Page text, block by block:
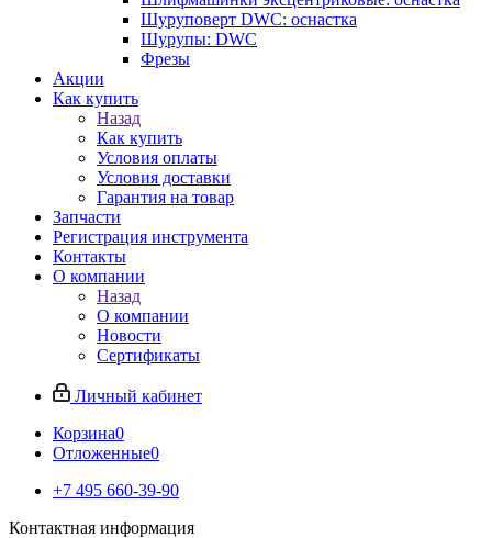
Шуруповерт DWC: оснастка
Шурупы: DWC
Фрезы
Акции
Как купить
Назад
Как купить
Условия оплаты
Условия доставки
Гарантия на товар
Запчасти
Регистрация инструмента
Контакты
О компании
Назад
О компании
Новости
Сертификаты
Личный кабинет
Корзина0
Отложенные0
+7 495 660-39-90
Контактная информация